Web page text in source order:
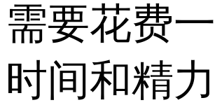
需要花费
时间和精